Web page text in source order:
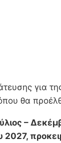
για
θα
–